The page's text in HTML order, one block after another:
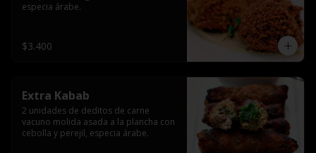
especia árabe.
$3.400
Extra Kabab
2 unidades de deditos de carne
vacuno molida asada a la plancha con
cebolla y perejil, especia árabe.